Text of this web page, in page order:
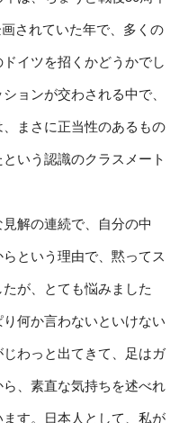
されていた年で、多くの
イツを招くかどうかでし
ョンが交わされる中で、
まさに正当性のあるもの
いう認識のクラスメート
解の連続で、自分の中
という理由で、黙ってス
が、とても悩みました
何か言わないといけない
わっと出てきて、足はガ
、素直な気持ちを述べれ
す。日本人として、私が